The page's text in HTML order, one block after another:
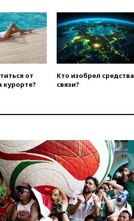
Альпах
вчера, 19:00Открытое
горение на складе в Брянске
ликвидировано
вчера, 18:55 Минобороны
украинским сухогрузам в
Черном море
стали абсолютными
вчера, 18:39Два человека
погибли в результате удара
ВСУ по многоэтажке в Керчи
вчера, 18:25 Беспилотник
атаковал турецкий сухогруз у
побережья Новороссийска
вчера, 18:18 Товарооборот
от
курорте?
Кто изобрел средства
связи?